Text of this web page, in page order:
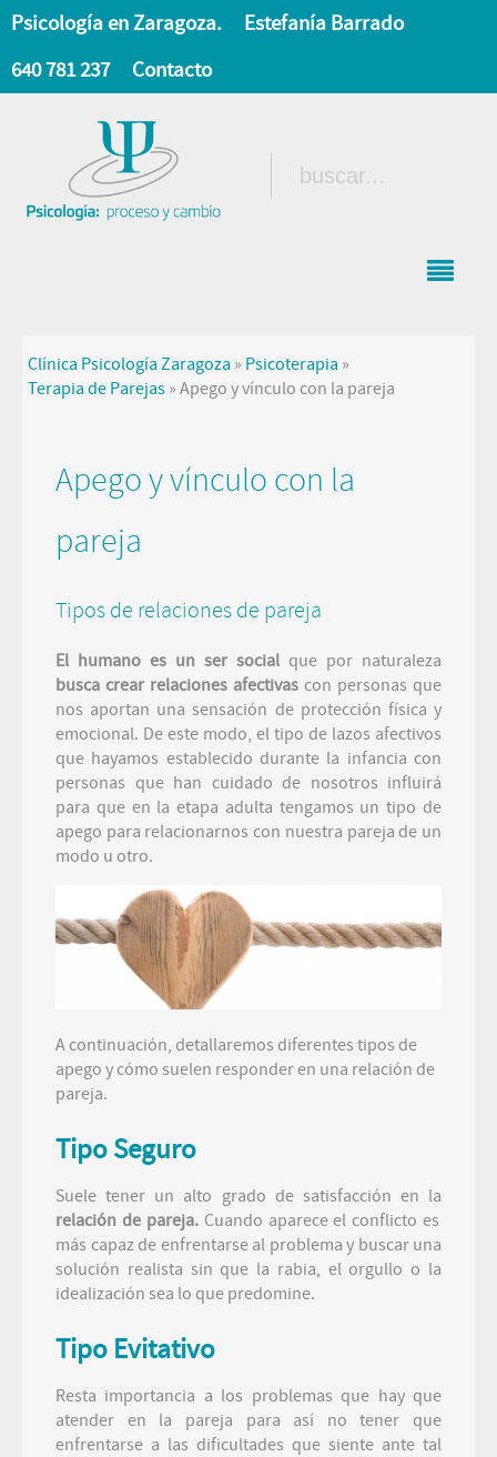
Psicología en Zaragoza.
Estefanía Barrado
640 781 237
Contacto
Clínica Psicología Zaragoza » Psicoterapia »
Terapia de Parejas » Apego y vínculo con la pareja
Apego y vínculo con la
pareja
Tipos de relaciones de pareja
El humano es un ser social que por naturaleza
busca crear relaciones afectivas con personas que
nos aportan una sensación de protección física y
emocional. De este modo, el tipo de lazos afectivos
que hayamos establecido durante la infancia con
personas que han cuidado de nosotros influirá
para que en la etapa adulta tengamos un tipo de
apego para relacionarnos con nuestra pareja de un
modo u otro.
A continuación, detallaremos diferentes tipos de
apego y cómo suelen responder en una relación de
pareja.
Tipo Seguro
Suele tener un alto grado de satisfacción en la
relación de pareja.Cuando aparece el conflicto es
más capaz de enfrentarse al problema y buscar una
solución realista sin que la rabia, el orgullo o la
idealización sea lo que predomine.
Tipo Evitativo
Resta importancia a los problemas que hay que
atender en la pareja para así no tener que
enfrentarse a las dificultades que siente ante tal